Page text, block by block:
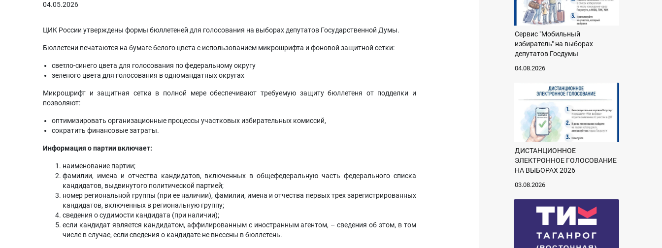
04.05.2026
ЦИК России утверждены формы бюллетеней для голосования на выборах депутатов Государственной Думы.
Бюллетени печатаются на бумаге белого цвета с использованием микрошрифта и фоновой защитной сетки:
светло-синего цвета для голосования по федеральному округу
зеленого цвета для голосования в одномандатных округах
Микрошрифт и защитная сетка в полной мере обеспечивают требуемую защиту бюллетеня от подделки и
позволяют:
оптимизировать организационные процессы участковых избирательных комиссий,
сократить финансовые затраты.
Информация о партии включает:
наименование партии;
фамилии, имена и отчества кандидатов, включенных в общефедеральную часть федерального списка
кандидатов, выдвинутого политической партией;
номер региональной группы (при ее наличии), фамилии, имена и отчества первых трех зарегистрированных
кандидатов, включенных в региональную группу;
сведения о судимости кандидата (при наличии);
если кандидат является кандидатом, аффилированным с иностранным агентом, – сведения об этом, в том
числе в случае, если сведения о кандидате не внесены в бюллетень.
Сервис "Мобильный
избиратель" на выборах
депутатов Госдумы
04.08.2026
ДИСТАНЦИОННОЕ
ЭЛЕКТРОННОЕ ГОЛОСОВАНИЕ
НА ВЫБОРАХ 2026
03.08.2026